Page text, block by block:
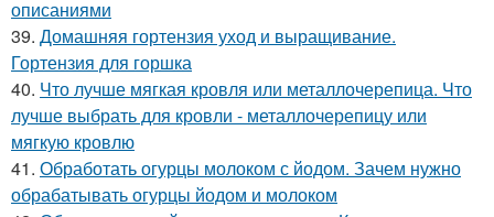
описаниями
39. Домашняя гортензия уход и выращивание.
Гортензия для горшка
40. Что лучше мягкая кровля или металлочерепица. Что
лучше выбрать для кровли - металлочерепицу или
мягкую кровлю
41. Обработать огурцы молоком с йодом. Зачем нужно
обрабатывать огурцы йодом и молоком